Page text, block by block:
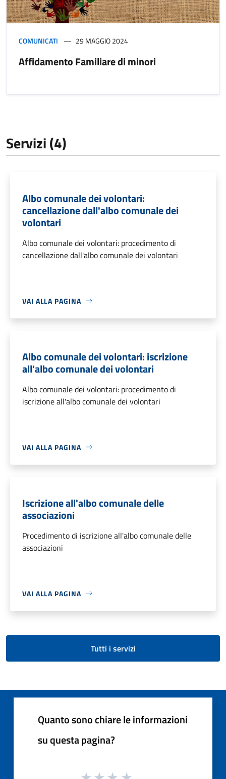
COMUNICATI 29 MAGGIO 2024
Affidamento Familiare di minori
Servizi (4)
Albo comunale dei volontari:
cancellazione dall'albo comunale dei
volontari
Albo comunale dei volontari: procedimento di
cancellazione dall'albo comunale dei volontari
VAI ALLA PAGINA
Albo comunale dei volontari: iscrizione
all'albo comunale dei volontari
Albo comunale dei volontari: procedimento di
iscrizione all'albo comunale dei volontari
VAI ALLA PAGINA
Iscrizione all'albo comunale delle
associazioni
Procedimento di iscrizione all'albo comunale delle
associazioni
VAI ALLA PAGINA
Tutti i servizi
Quanto sono chiare le informazioni
su questa pagina?